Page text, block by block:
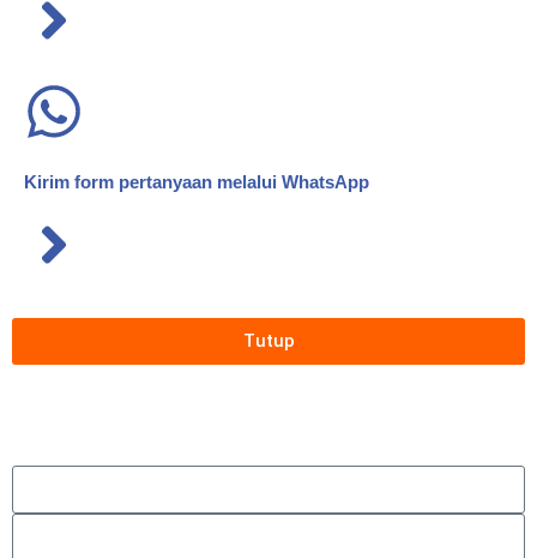
Kirim form pertanyaan melalui WhatsApp
Tutup